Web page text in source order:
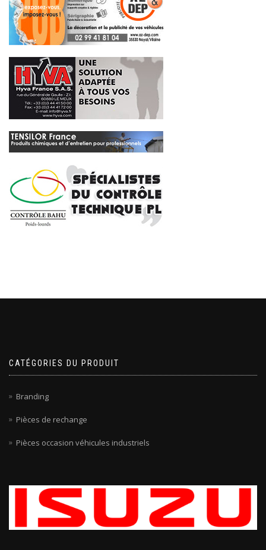
CATÉGORIES DU PRODUIT
Branding
Pièces de rechange
Pièces occasion véhicules industriels